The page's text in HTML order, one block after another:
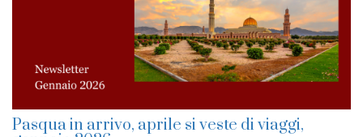
Pasqua in arrivo, aprile si veste di viaggi,